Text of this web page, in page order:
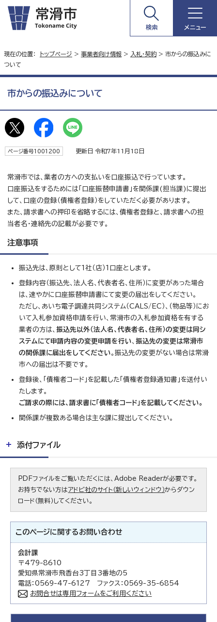
検索 メニュー
現在の位置： トップページ > 事業者向け情報 > 入札・契約 > 市からの振込みに
ついて
市からの振込みについて
ページ番号1001200 更新日 令和7年11月18日
常滑市では、業者の方への支払いを口座振込で行っています。
口座振込をするためには「口座振替申請書」を関係課(担当課)に提出
して、口座の登録（債権者登録）をしていただく必要があります。
また、請求書への押印を省略するには、債権者登録と、請求書への担
当者名・連絡先の記載が必要です。
注意事項
振込先は、原則として1社（店）1口座とします。
登録内容（振込先、法人名、代表者名、住所）に変更があった場合
は、速やかに口座振替申請書にて変更の届出をしてください。
ただし、あいち電子調達共同システム（CALS/EC）、（物品等）にお
いて入札参加資格申請を行い、常滑市の入札参加資格を有する
業者の方は、 振込先以外（法人名、代表者名、住所）の変更は同シ
ステムにて申請内容の変更申請を行い、 振込先の変更は常滑市
の関係課に届出をしてください。振込先の変更がない場合は常滑
市への届出は不要です。
登録後、「債権者コード」を記載した「債権者登録通知書」を送付い
たします。
ご請求の際には、請求書に「債権者コード」を記載してください。
関係課が複数ある場合は主な課に提出してください。
添付ファイル
PDFファイルをご覧いただくには、Adobe Readerが必要です。
お持ちでない方はアドビ社のサイト（新しいウィンドウ）からダウン
ロード（無料）してください。
このページに関する お問い合わせ
会計課
〒479-8610
愛知県常滑市飛香台3丁目3番地の5
電話：0569-47-6127 ファクス：0569-35-6854
お問合せは専用フォームをご利用ください